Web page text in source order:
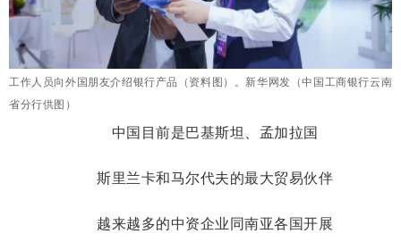
工作人员向外国朋友介绍银行产品（资料图）。新华网发（中国工商银行云南
省分行供图）
中国目前是巴基斯坦、孟加拉国
斯里兰卡和马尔代夫的最大贸易伙伴
越来越多的中资企业同南亚各国开展